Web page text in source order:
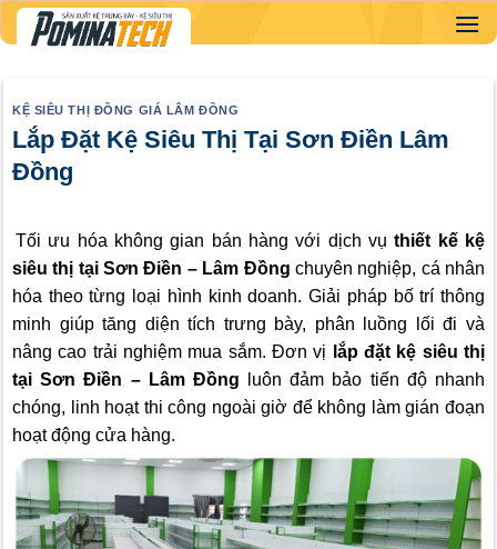
Skip
to
KỆ SIÊU THỊ ĐỒNG GIÁ LÂM ĐỒNG
Lắp Đặt Kệ Siêu Thị Tại Sơn Điền Lâm
Đồng
Tối ưu hóa không gian bán hàng với dịch vụthiết kế kệ
siêu thị tại Sơn Điền – Lâm Đồng chuyên nghiệp, cá nhân
hóa theo từng loại hình kinh doanh. Giải pháp bố trí thông
minh giúp tăng diện tích trưng bày, phân luồng lối đi và
nâng cao trải nghiệm mua sắm. Đơn vị
lắp đặt kệ siêu thị
tại Sơn Điền – Lâm Đồng luôn đảm bảo tiến độ nhanh
chóng, linh hoạt thi công ngoài giờ để không làm gián đoạn
hoạt động cửa hàng.